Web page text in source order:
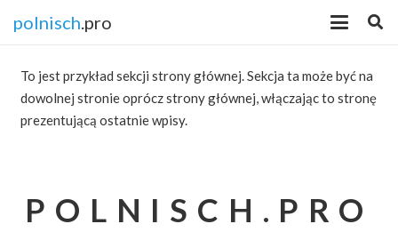
polnisch.pro
To jest przykład sekcji strony głównej. Sekcja ta może być na
dowolnej stronie oprócz strony głównej, włączając to stronę
prezentującą ostatnie wpisy.
POLNISCH.PRO